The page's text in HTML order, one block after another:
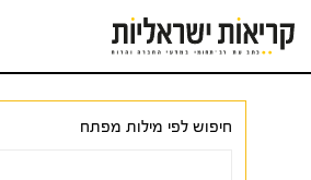
לתוכן
חיפוש לפי מילות מפתח